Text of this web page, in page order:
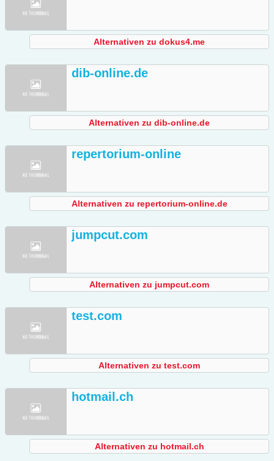
Alternativen zu dokus4.me
dib-online.de
Alternativen zu dib-online.de
repertorium-online
Alternativen zu repertorium-online.de
jumpcut.com
Alternativen zu jumpcut.com
test.com
Alternativen zu test.com
hotmail.ch
Alternativen zu hotmail.ch